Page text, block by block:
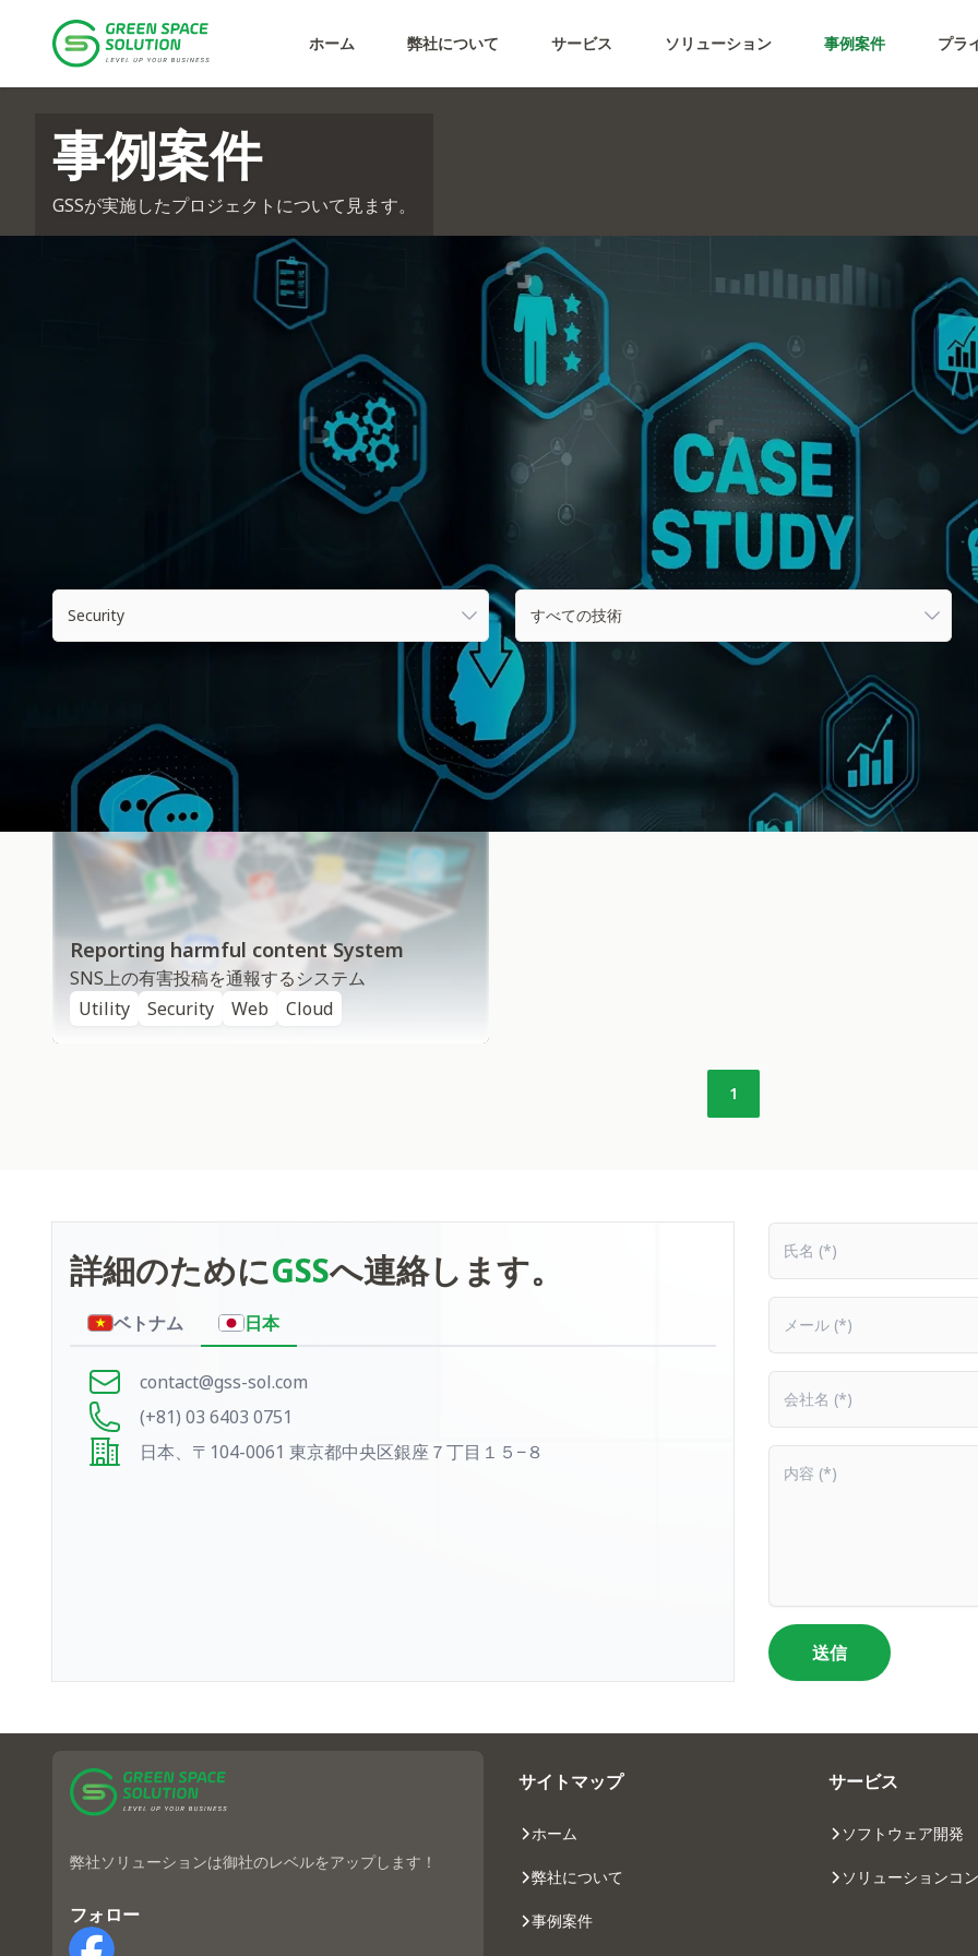
ホーム 弊社について
サービス
ソフトウェア開発
ソリューションコンサルティング サービス
ソリューション
GTS
AUTOTMS
VAMS ソリューション 事例案件
プライバシーポリシー
個人情報保護ポリシー プラ
事例案件
GSSが実施したプロジェクトについて見ます。
すべての業界
Security
すべての技術
すべての技術
Reporting harmful content System
SNS上の有害投稿を通報するシステム
Utility
Security Web Cloud
1
問い合わせ
詳細のためにGSSへ連絡します。
ベトナム 日本
contact@gss-sol.com
(+81) 03 6403 0751
日本、〒104-0061 東京都中央区銀座７丁目１５−８
送信
弊社ソリューションは御社のレベルをアップします！
フォロー
サイトマップ
ホーム
弊社について
事例案件
サービス
ソフトウェア開発
ソリューションコ